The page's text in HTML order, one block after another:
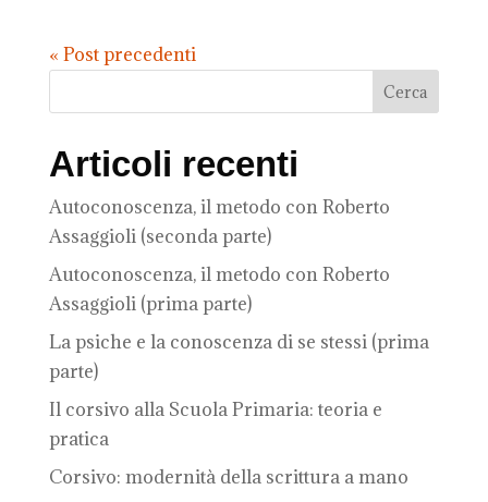
« Post precedenti
Articoli recenti
Autoconoscenza, il metodo con Roberto
Assaggioli (seconda parte)
Autoconoscenza, il metodo con Roberto
Assaggioli (prima parte)
La psiche e la conoscenza di se stessi (prima
parte)
Il corsivo alla Scuola Primaria: teoria e
pratica
Corsivo: modernità della scrittura a mano